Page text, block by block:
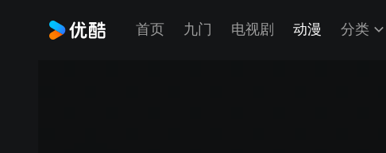
首页 九门 电视剧 动漫 分类